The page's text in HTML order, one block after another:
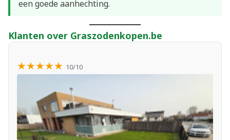
een goede aanhechting.
Klanten over Graszodenkopen.be
★★★★★ 10/10